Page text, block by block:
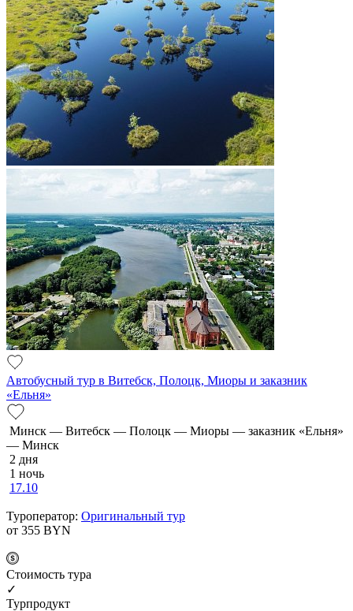
Автобусный тур в Витебск, Полоцк, Миоры и заказник
«Ельня»
Минск — Витебск — Полоцк — Миоры — заказник «Ельня»
— Минск
2 дня
1 ночь
17.10
Туроператор: Оригинальный тур
от 355 BYN
Cтоимость тура
✓
Турпродукт